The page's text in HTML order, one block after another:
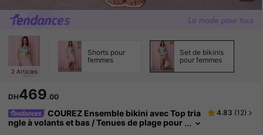
2 Articles
Shorts pour
femmes
Set de bikinis
pour femmes
DH469.00
COUREZ Ensemble bikini avec Top tria
ngle à volants et bas / Tenues de plage pour
4.83 (12)